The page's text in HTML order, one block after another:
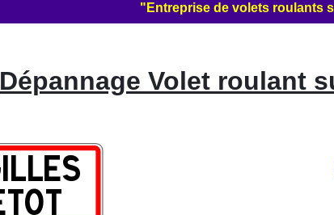
"Entreprise de volets roulants
Dépannage Volet roulant